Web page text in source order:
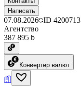
Написать
07.08.2026 ID 4200713
Агентство
387 895 ƃ
Конвертер валют